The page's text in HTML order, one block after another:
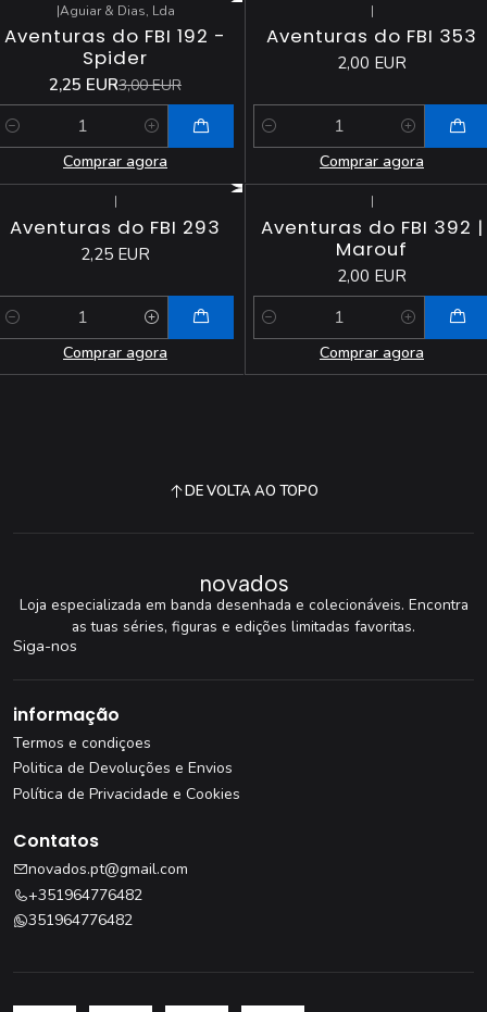
DESCONTO
|Aguiar & Dias, Lda
Aventuras do FBI 192 -
Spider
2,25 EUR3,00 EUR
Comprar agora
|
Aventuras do FBI 353
2,00 EUR
Quantidade
Comprar agora
|
Aventuras do FBI 293
2,25 EUR
Comprar agora
|
Aventuras do FBI 392 |
Marouf
2,00 EUR
Quantidade
Comprar agora
DE VOLTA AO TOPO
novados
Loja especializada em banda desenhada e colecionáveis. Encontra
as tuas séries, figuras e edições limitadas favoritas.
Siga-nos
informação
Termos e condiçoes
Politica de Devoluções e Envios
Política de Privacidade e Cookies
Contatos
novados.pt@gmail.com
+351964776482
351964776482